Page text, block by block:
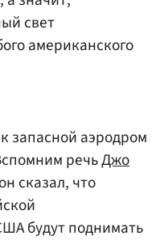
свет
американского
аэродром
речьДжо
сказал, что
будут поднимать